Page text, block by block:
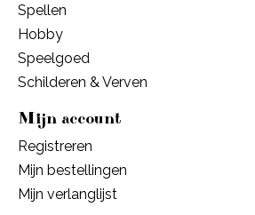
Spellen
Hobby
Speelgoed
Schilderen & Verven
Mijn account
Registreren
Mijn bestellingen
Mijn verlanglijst